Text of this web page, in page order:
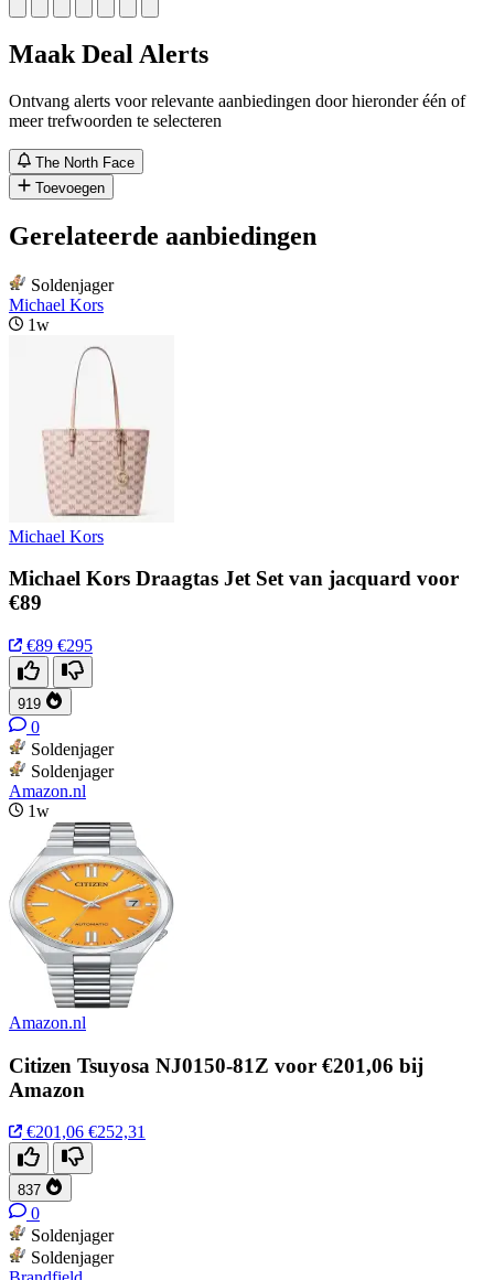
Maak Deal Alerts
Ontvang alerts voor relevante aanbiedingen door hieronder één of
meer trefwoorden te selecteren
The North Face
Toevoegen
Gerelateerde aanbiedingen
Soldenjager
Michael Kors
1w
Michael Kors
Michael Kors Draagtas Jet Set van jacquard voor
€89
€89 €295
919
0
Soldenjager
Soldenjager
Amazon.nl
1w
Amazon.nl
Citizen Tsuyosa NJ0150-81Z voor €201,06 bij
Amazon
€201,06 €252,31
837
0
Soldenjager
Soldenjager